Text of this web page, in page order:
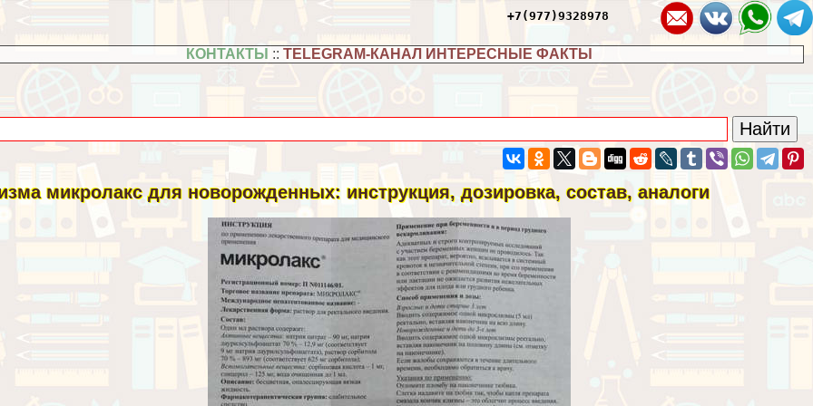
+7(977)9328978
КОНТАКТЫ ::TELEGRAM-КАНАЛ ИНТЕРЕСНЫЕ ФАКТЫ
микролакс для новорожденных: инструкция, дозировка, состав, аналоги